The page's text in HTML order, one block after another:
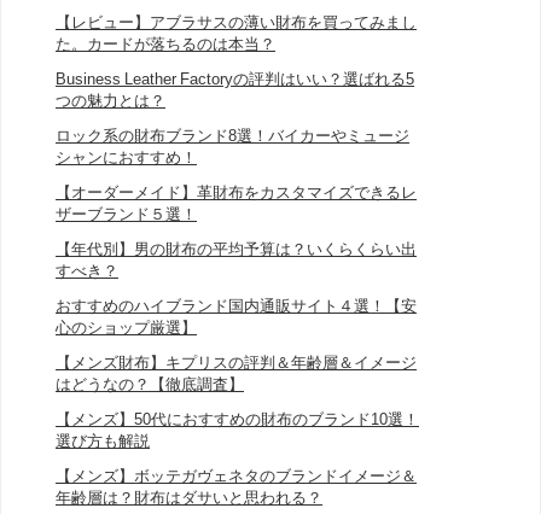
【レビュー】アブラサスの薄い財布を買ってみまし
た。カードが落ちるのは本当？
Business Leather Factoryの評判はいい？選ばれる5
つの魅力とは？
ロック系の財布ブランド8選！バイカーやミュージ
シャンにおすすめ！
【オーダーメイド】革財布をカスタマイズできるレ
ザーブランド５選！
【年代別】男の財布の平均予算は？いくらくらい出
すべき？
おすすめのハイブランド国内通販サイト４選！【安
心のショップ厳選】
【メンズ財布】キプリスの評判＆年齢層＆イメージ
はどうなの？【徹底調査】
【メンズ】50代におすすめの財布のブランド10選！
選び方も解説
【メンズ】ボッテガヴェネタのブランドイメージ＆
年齢層は？財布はダサいと思われる？